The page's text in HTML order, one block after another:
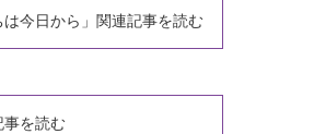
は今日から」関連記事を読む
事を読む